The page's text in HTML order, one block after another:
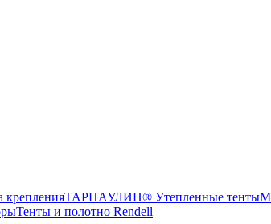
крепленияТАРПАУЛИН® Утепленные тенты
Тенты и полотно Rendell